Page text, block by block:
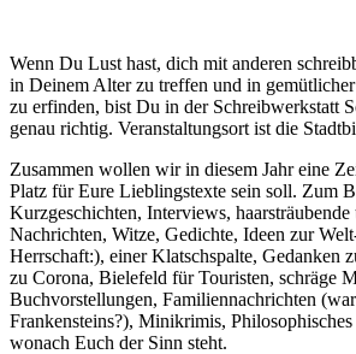
Wenn Du Lust hast, dich mit anderen
in Deinem Alter zu treffen und in
zu erfinden, bist Du in der Schreibwerkstatt
genau richtig. Veranstaltungsort ist die
Zusammen wollen wir in diesem Jahr eine
Platz für Eure Lieblingstexte sein soll. Zum
Kurzgeschichten, Interviews,
Nachrichten, Witze, Gedichte, Ideen zur
Herrschaft:), einer Klatschspalte, Gedanken
zu Corona, Bielefeld für Touristen, schräge
Buchvorstellungen, Familiennachrichten
Frankensteins?), Minikrimis,
wonach Euch der Sinn steht.